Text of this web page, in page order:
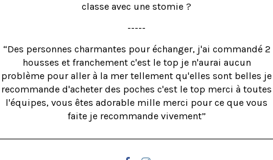
classe avec une stomie ?
-----
“Des personnes charmantes pour échanger, j'ai commandé 2
housses et franchement c'est le top je n'aurai aucun
problème pour aller à la mer tellement qu'elles sont belles je
recommande d'acheter des poches c'est le top merci à toutes
l'équipes, vous êtes adorable mille merci pour ce que vous
faite je recommande vivement”